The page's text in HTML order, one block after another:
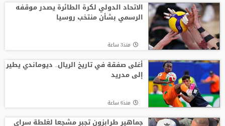
الاتحاد الدولي لكرة الطائرة يصدر موقفه
الرسمي بشأن منتخب روسيا
منذ3 ساعة
أغلى صفقة في تاريخ الريال.. ديوماندي يطير
إلى مدريد
منذ6 ساعة
جماهير طرابزون تجبر مشجعا لغلطة سراي